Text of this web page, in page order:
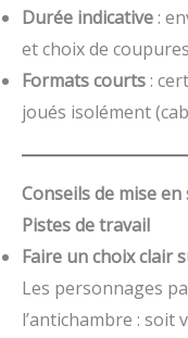
Durée indicative :
et choix de
Formats courts :
joués isolément
Conseils de mise en
Pistes de travail
Faire un choix clair
Les personnages
l’antichambre : soit